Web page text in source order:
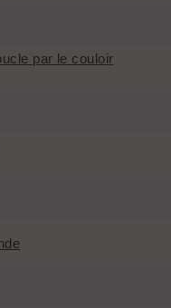
par le couloir